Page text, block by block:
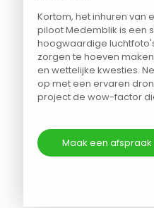
Kortom, het inhuren van
piloot Medemblik is een
hoogwaardige
zorgen te hoeven
en wettelijke kwesties.
op met een ervaren
project de wow-factor
Maak een afspraak